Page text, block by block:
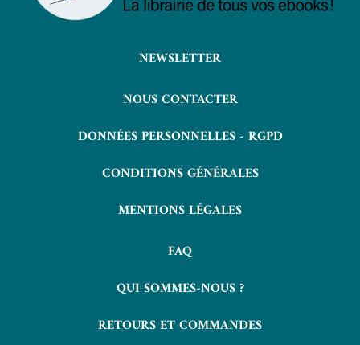
NEWSLETTER
NOUS CONTACTER
DONNÉES PERSONNELLES - RGPD
CONDITIONS GÉNÉRALES
MENTIONS LÉGALES
FAQ
QUI SOMMES-NOUS ?
RETOURS ET COMMANDES